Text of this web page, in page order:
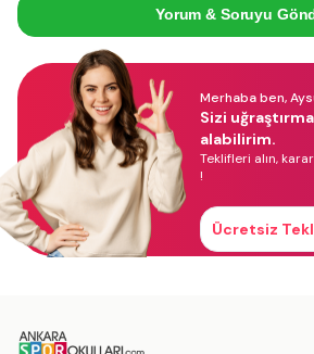
Yorum & Soruyu
Merhaba ben,
Sizi
alabilirim.
Teklifleri alın,
!
Ücretsiz